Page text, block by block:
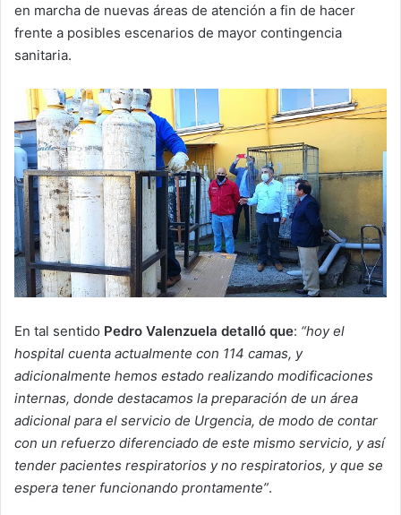
en marcha de nuevas áreas de atención a fin de hacer
frente a posibles escenarios de mayor contingencia
sanitaria.
En tal sentido Pedro Valenzuela detalló que: “hoy el
hospital cuenta actualmente con 114 camas, y
adicionalmente hemos estado realizando modificaciones
internas, donde destacamos la preparación de un área
adicional para el servicio de Urgencia, de modo de contar
con un refuerzo diferenciado de este mismo servicio, y así
tender pacientes respiratorios y no respiratorios, y que se
espera tener funcionando prontamente”.